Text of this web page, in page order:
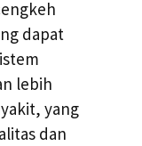
dapat
lebih
yang
dan